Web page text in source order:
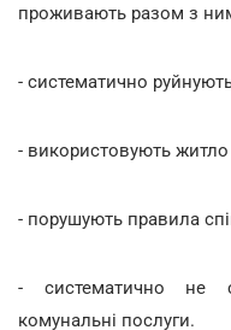
проживають разом з
- систематично
- використовують
- порушують правила
- систематично не
комунальні послуги.